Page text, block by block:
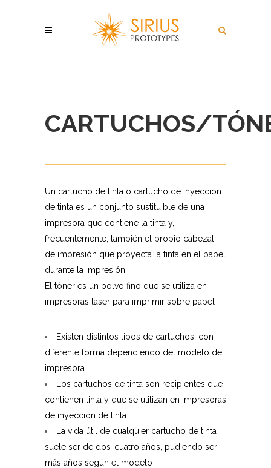
CARTUCHOS/
Un cartucho de tinta o cartucho de inyección
de tinta es un conjunto sustituible de una
impresora que contiene la tinta y,
frecuentemente, también el propio cabezal
de impresión que proyecta la tinta en el papel
durante la impresión.
El tóner es un polvo fino que se utiliza en
impresoras láser para imprimir sobre papel
Existen distintos tipos de cartuchos, con
diferente forma dependiendo del modelo de
impresora.
Los cartuchos de tinta son recipientes que
contienen tinta y que se utilizan en impresoras
de inyección de tinta
La vida útil de cualquier cartucho de tinta
suele ser de dos-cuatro años, pudiendo ser
más años según el modelo